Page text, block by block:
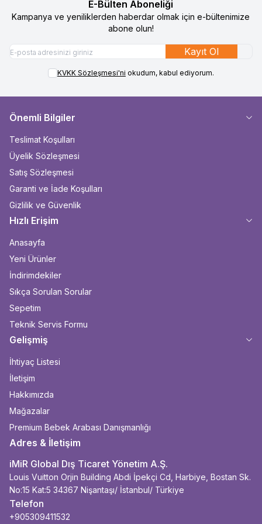
E-Bülten Aboneliği
Kampanya ve yeniliklerden haberdar olmak için e-bültenimize
abone olun!
Kayıt Ol
KVKK Sözleşmesi'ni okudum, kabul ediyorum.
Önemli Bilgiler
Teslimat Koşulları
Üyelik Sözleşmesi
Satış Sözleşmesi
Garanti ve İade Koşulları
Gizlilik ve Güvenlik
Hızlı Erişim
Anasayfa
Yeni Ürünler
İndirimdekiler
Sıkça Sorulan Sorular
Sepetim
Teknik Servis Formu
Gelişmiş
İhtiyaç Listesi
İletişim
Hakkımızda
Mağazalar
Premium Bebek Arabası Danışmanlığı
Adres & İletişim
iMiR Global Dış Ticaret Yönetim A.Ş.
Louis Vuitton Orjin Building Abdi İpekçi Cd, Harbiye, Bostan Sk.
No:15 Kat:5 34367 Nişantaşı/ İstanbul/ Türkiye
Telefon
+905309411532